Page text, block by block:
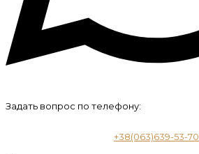
Задать вопрос по телефону:
+38(063)639-53-70